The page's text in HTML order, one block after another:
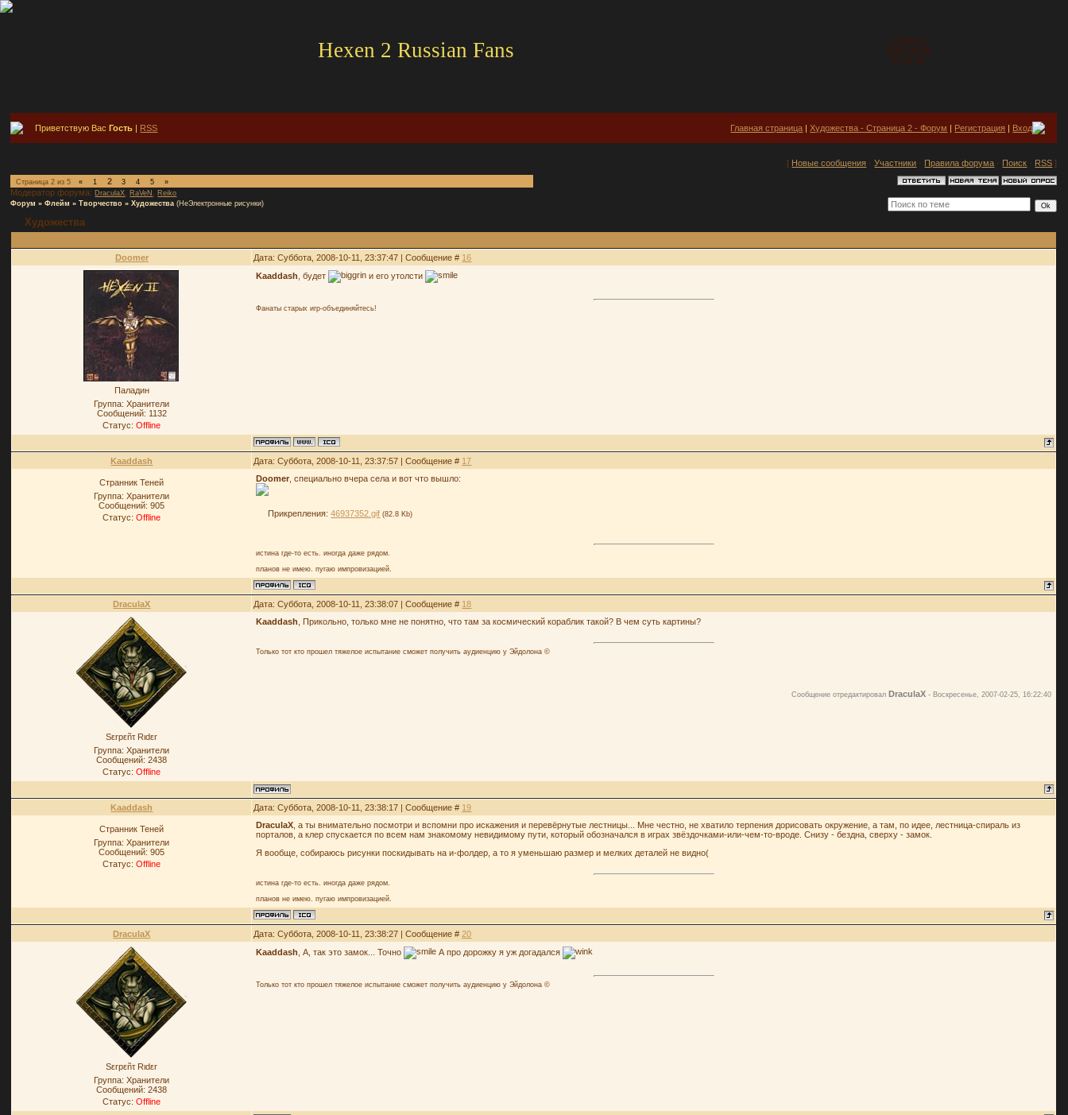
Hexen 2 Russian Fans
Суббота
2026-08-08
01:31:30
Приветствую ВасГость | RSS Главная страница |Художества - Страница 2 - Форум | Регистрация | Вход
[ Новые сообщения ·Участники · Правила форума · Поиск · RSS ]
Страница2 из5 « 1 2 3 4 5 »
Модератор форума:DraculaX ,RaVeN ,Reiko
Форум » Флейм » Творчество » Художества (НеЭлектронные рисунки)
Художества
Doomer Дата: Суббота, 2008-10-11, 23:37:47 | Сообщение # 16
Паладин
Группа: Хранители
Сообщений: 1132
Статус:Offline
Kaaddash , будет и его утолсти
Фанаты старых игр-объединяйтесь!
Kaaddash Дата: Суббота, 2008-10-11, 23:37:57 | Сообщение # 17
Странник Теней
Группа: Хранители
Сообщений:905
Статус:Offline
Doomer , специально вчера села и вот что вышло:
Прикрепления:46937352.gif (82.8 Kb)
истина где-то есть. иногда даже рядом.
планов не имею. пугаю импровизацией.
DraculaX Дата: Суббота, 2008-10-11, 23:38:07 | Сообщение # 18
Sεrpεñτ Rιdεr
Группа: Хранители
Сообщений:2438
Статус:Offline
Kaaddash , Прикольно, только мне не понятно, что там за космический кораблик такой? В чем суть картины?
Только тот кто прошел тяжелое испытание сможет получить аудиенцию у Эйдолона ©
Сообщение отредактировал DraculaX - Воскресенье, 2007-02-25, 16:22:40
Kaaddash Дата: Суббота, 2008-10-11, 23:38:17 | Сообщение # 19
Странник Теней
Группа: Хранители
Сообщений:905
Статус:Offline
DraculaX , а ты внимательно посмотри и вспомни про искажения и перевёрнутые лестницы... Мне честно, не хватило терпения дорисовать окружение, а там, по идее, лестница-спираль из
порталов, а клер спускается по всем нам знакомому невидимому пути, который обозначался в играх звёздочками-или-чем-то-вроде. Снизу - бездна, сверху - замок.
Я вообще, собираюсь рисунки поскидывать на и-фолдер, а то я уменьшаю размер и мелких деталей не видно(
истина где-то есть. иногда даже рядом.
планов не имею. пугаю импровизацией.
DraculaX Дата: Суббота, 2008-10-11, 23:38:27 | Сообщение #20
Sεrpεñτ Rιdεr
Группа: Хранители
Сообщений:2438
Статус:Offline
Kaaddash , А, так это замок... Точно А про дорожку я уж догадался
Только тот кто прошел тяжелое испытание сможет получить аудиенцию у Эйдолона ©